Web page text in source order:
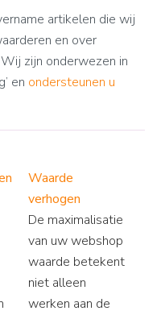
artikelen die wij
en over
zijn onderwezen in
en ondersteunen u
Waarde
verhogen
De maximalisatie
van uw webshop
waarde betekent
niet alleen
werken aan de